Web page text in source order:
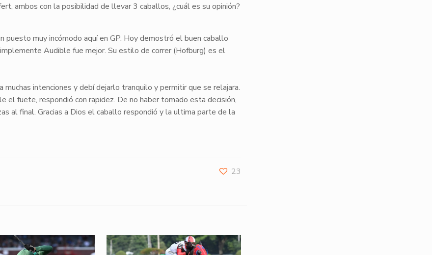
ambos con la posibilidad de llevar 3 caballos, ¿cuál es su opinión?
puesto muy incómodo aquí en GP. Hoy demostró el buen caballo
Audible fue mejor. Su estilo de correr (Hofburg) es el
muchas intenciones y debí dejarlo tranquilo y permitir que se relajara.
fuete, respondió con rapidez. De no haber tomado esta decisión,
al final. Gracias a Dios el caballo respondió y la ultima parte de la
23